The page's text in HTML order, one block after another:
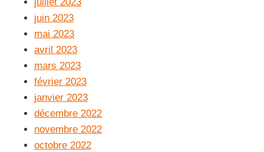
juin 2023
mai 2023
avril 2023
mars 2023
février 2023
janvier 2023
décembre 2022
novembre 2022
octobre 2022